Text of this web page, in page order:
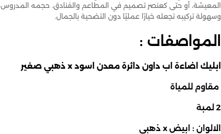
المعيشة، أو حتى كعنصر تصميم في المطاعم والفنادق. حجمه المدروس
وسهولة تركيبه تجعله خيارًا عمليًا دون التضحية بالجمال.
المواصفات :
ابليك اضاءة اب داون دائرة معدن اسود x ذهبي صغير
مقاوم للمياة
2 لمبة
الالوان : ابيض x ذهبي